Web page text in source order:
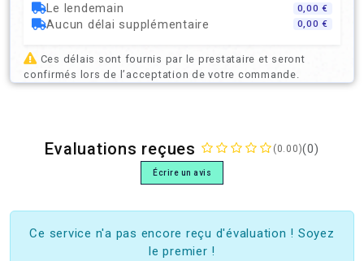
Le lendemain 0,00 €
Aucun délai supplémentaire 0,00 €
Ces délais sont fournis par le prestataire et seront
confirmés lors de l’acceptation de votre commande.
Evaluations reçues (0.00)(0)
Écrire un avis
Ce service n'a pas encore reçu d'évaluation ! Soyez
le premier !